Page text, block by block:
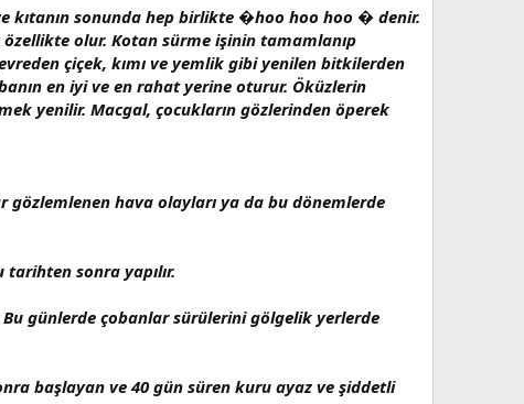
kıtanın sonunda hep birlikte �hoo hoo hoo � denir.
olur. Kotan sürme işinin tamamlanıp
çiçek, kımı ve yemlik gibi yenilen bitkilerden
en iyi ve en rahat yerine oturur. Öküzlerin
yenilir. Macgal, çocukların gözlerinden öperek
gözlemlenen hava olayları ya da bu dönemlerde
tarihten sonra yapılır.
günlerde çobanlar sürülerini gölgelik yerlerde
başlayan ve 40 gün süren kuru ayaz ve şiddetli